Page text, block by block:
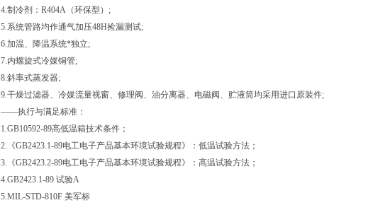
4.制冷剂：R404A（环保型）;
5.系统管路均作通气加压48H捡漏测试;
6.加温、降温系统*独立;
7.内螺旋式冷媒铜管;
8.斜率式蒸发器;
9.干燥过滤器、冷媒流量视窗、修理阀、油分离器、电磁阀、贮液筒均采用进口原装件;
——执行与满足标准：
1.GB10592-89高低温箱技术条件；
2.《GB2423.1-89电工电子产品基本环境试验规程》：低温试验方法；
3.《GB2423.2-89电工电子产品基本环境试验规程》：高温试验方法；
4.GB2423.1-89 试验A
5.MIL-STD-810F 美军标